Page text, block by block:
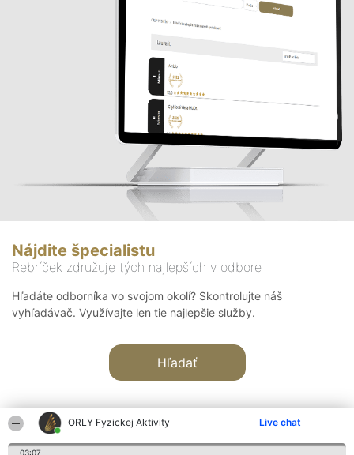
ORLY Fyzickej Aktivity Live chat
03:07
Nájdite špecialistu
Rebríček združuje tých najlepších v odbore
Hľadáte odborníka vo svojom okolí? Skontrolujte náš
vyhľadávač. Využívajte len tie najlepšie služby.
Hľadať